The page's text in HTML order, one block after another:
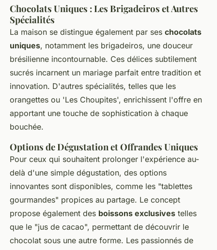
Chocolats Uniques : Les Brigadeiros et Autres
Spécialités
La maison se distingue également par ses chocolats
uniques, notamment les brigadeiros, une douceur
brésilienne incontournable. Ces délices subtilement
sucrés incarnent un mariage parfait entre tradition et
innovation. D'autres spécialités, telles que les
orangettes ou 'Les Choupites', enrichissent l'offre en
apportant une touche de sophistication à chaque
bouchée.
Options de Dégustation et Offrandes Uniques
Pour ceux qui souhaitent prolonger l'expérience au-
delà d'une simple dégustation, des options
innovantes sont disponibles, comme les "tablettes
gourmandes" propices au partage. Le concept
propose également des boissons exclusives telles
que le "jus de cacao", permettant de découvrir le
chocolat sous une autre forme. Les passionnés de